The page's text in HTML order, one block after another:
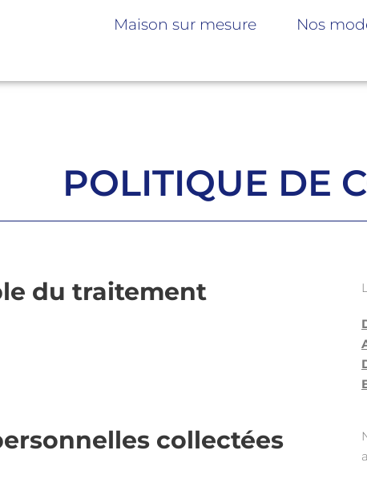
Maison sur mesure Nos
POLITIQUE DE
du traitement
collectées